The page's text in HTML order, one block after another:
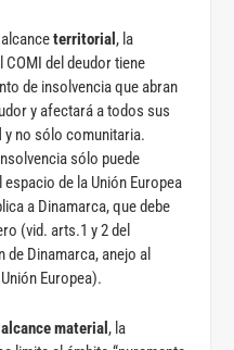
alcanceterritorial , la
del deudor tiene
de insolvencia que abran
y afectará a todos sus
y no sólo comunitaria.
sólo puede
de la Unión Europea
a Dinamarca, que debe
(vid. arts.1 y 2 del
Dinamarca, anejo al
Europea).
alcance material , la